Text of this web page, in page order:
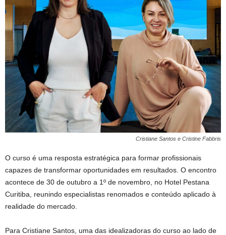
Cristiane Santos e Cristine Fabbris
O curso é uma resposta estratégica para formar profissionais
capazes de transformar oportunidades em resultados. O encontro
acontece de 30 de outubro a 1º de novembro, no Hotel Pestana
Curitiba, reunindo especialistas renomados e conteúdo aplicado à
realidade do mercado.
Para Cristiane Santos, uma das idealizadoras do curso ao lado de